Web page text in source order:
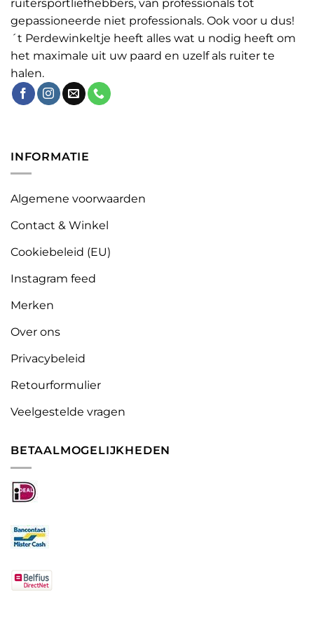
ruitersportliefhebbers, van professionals tot
gepassioneerde niet professionals. Ook voor u dus!
´t Perdewinkeltje heeft alles wat u nodig heeft om
het maximale uit uw paard en uzelf als ruiter te
halen.
INFORMATIE
Algemene voorwaarden
Contact & Winkel
Cookiebeleid (EU)
Instagram feed
Merken
Over ons
Privacybeleid
Retourformulier
Veelgestelde vragen
BETAALMOGELIJKHEDEN